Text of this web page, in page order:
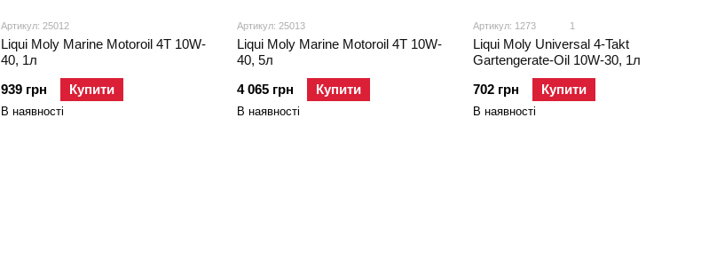
Артикул: 25012
Liqui Moly Marine Motoroil 4T 10W-
40, 1л
939 грн
Купити
В наявності
Артикул: 25013
Liqui Moly Marine Motoroil 4T 10W-
40, 5л
4 065 грн
Купити
В наявності
Артикул: 1273 1
Liqui Moly Universal 4-Takt
Gartengerate-Oil 10W-30, 1л
702 грн
Купити
В наявності